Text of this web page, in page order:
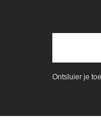
Ontsluier je